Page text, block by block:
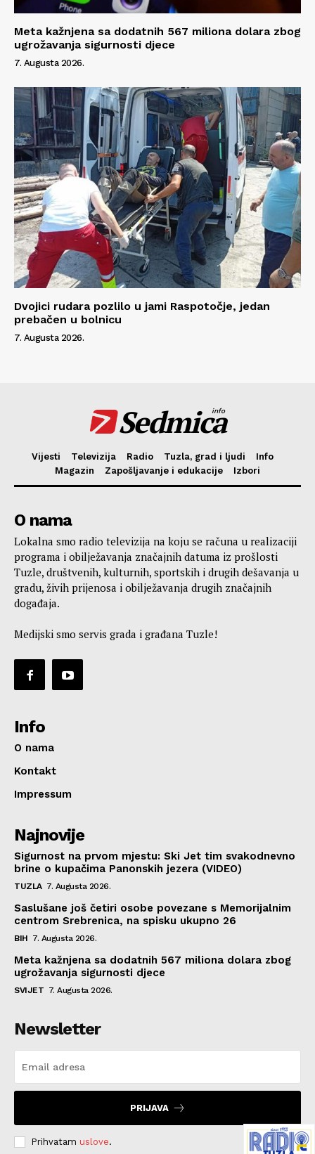
Meta kažnjena sa dodatnih 567 miliona dolara zbog
ugrožavanja sigurnosti djece
7. Augusta 2026.
Dvojici rudara pozlilo u jami Raspotočje, jedan
prebačen u bolnicu
7. Augusta 2026.
Sedmica
info
Vijesti Televizija Radio Tuzla, grad i ljudi
Info
Magazin
Zapošljavanje i edukacije Izbori
O nama
Lokalna smo radio televizija na koju se računa u realizaciji
programa i obilježavanja značajnih datuma iz prošlosti
Tuzle, društvenih, kulturnih, sportskih i drugih dešavanja u
gradu, živih prijenosa i obilježavanja drugih značajnih
događaja.
Medijski smo servis grada i građana Tuzle!
Info
O nama
Kontakt
Impressum
Najnovije
Sigurnost na prvom mjestu: Ski Jet tim svakodnevno
brine o kupačima Panonskih jezera (VIDEO)
TUZLA 7. Augusta 2026.
Saslušane još četiri osobe povezane s Memorijalnim
centrom Srebrenica, na spisku ukupno 26
BIH 7. Augusta 2026.
Meta kažnjena sa dodatnih 567 miliona dolara zbog
ugrožavanja sigurnosti djece
SVIJET 7. Augusta 2026.
Newsletter
PRIJAVA
Prihvatam uslove.